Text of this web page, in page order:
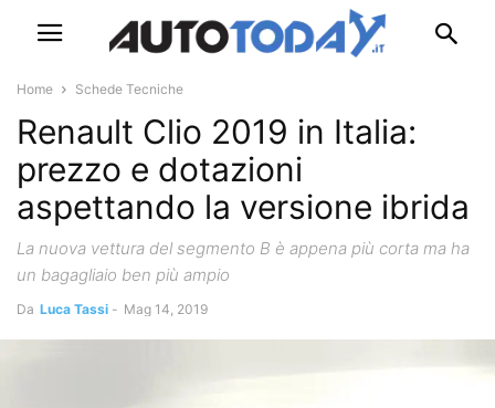
Home Schede Tecniche
Renault Clio 2019 in Italia:
prezzo e dotazioni
aspettando la versione ibrida
La nuova vettura del segmento B è appena più corta ma ha
un bagagliaio ben più ampio
Da Luca Tassi - Mag 14, 2019